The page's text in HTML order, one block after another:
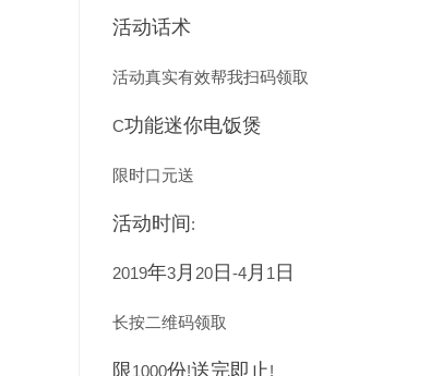
活动话术
活动真实有效帮我扫码领取
C功能迷你电饭煲
限时口元送
活动时间:
2019年3 月 20日-4 月 1 日
长按二维码领取
限1000份!送完即止!